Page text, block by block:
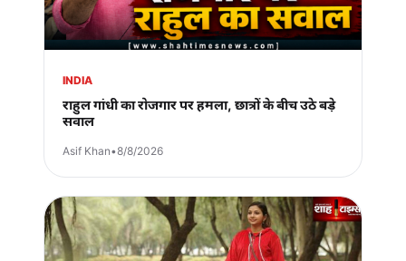
INDIA
राहुल गांधी का रोजगार पर हमला, छात्रों के बीच उठे बड़े
सवाल
Asif Khan•8/8/2026